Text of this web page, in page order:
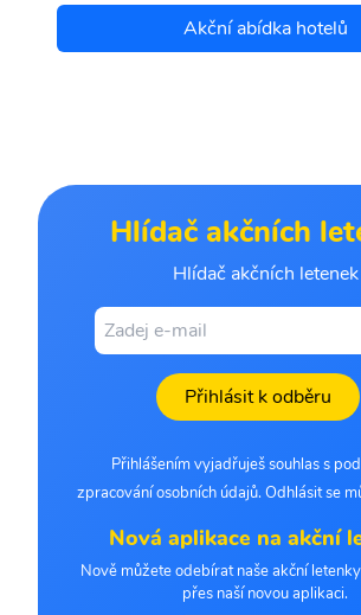
Akční abídka hotelů
Hlídač akčních
Hlídač akčních letenek
Přihlásit k odběru
Přihlášením vyjadřuješ souhlas s
zpracování osobních údajů. Odhlásit se
Nová aplikace na akční
Nově můžete odebírat naše akční
přes naší novou aplikaci.